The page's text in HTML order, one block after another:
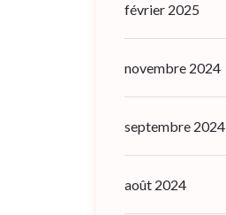
février 2025
novembre 2024
septembre 2024
août 2024